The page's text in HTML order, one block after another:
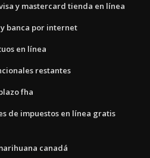
y mastercard tienda en línea
banca por internet
en línea
restantes
fha
de impuestos en línea gratis
canadá